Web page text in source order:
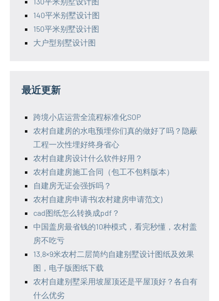
140平米别墅设计图
150平米别墅设计图
大户型别墅设计图
最近更新
跨境小店运营全流程标准化SOP
农村自建房的水电预埋你们真的做好了吗？隐蔽
工程一次性埋好终身省心
农村自建房设计什么软件好用？
农村自建房施工合同（包工不包料版本）
自建房无证会强拆吗？
农村自建房申请书(农村建房申请范文)
cad图纸怎么转换成pdf？
中国盖房最省钱的10种模式，看完秒懂，农村盖
房不吃亏
13.8×9米农村二层简约自建别墅设计图纸及效果
图，电子版图纸下载
农村自建别墅采用坡屋顶还是平屋顶好？各自有
什么优劣